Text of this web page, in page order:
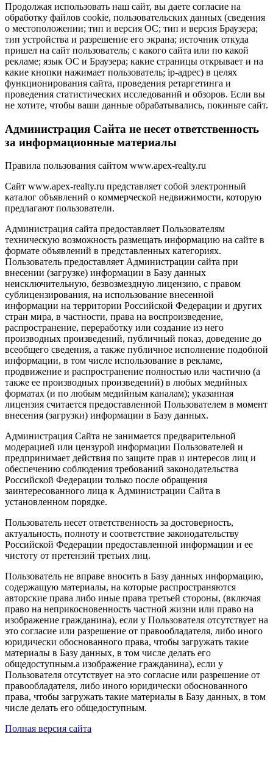
Продолжая использовать наш сайт, вы даете согласие на
обработку файлов cookie, пользовательских данных (сведения
о местоположении; тип и версия ОС; тип и версия Браузера;
тип устройства и разрешение его экрана; источник откуда
пришел на сайт пользователь; с какого сайта или по какой
рекламе; язык ОС и Браузера; какие страницы открывает и на
какие кнопки нажимает пользователь; ip-адрес) в целях
функционирования сайта, проведения ретаргетинга и
проведения статистических исследований и обзоров. Если вы
не хотите, чтобы ваши данные обрабатывались, покиньте сайт.
Администрация Сайта не несет ответственность
за информационные материалы
Правила пользования сайтом www.apex-realty.ru
Сайт www.apex-realty.ru представляет собой электронный
каталог объявлений о коммерческой недвижимости, которую
предлагают пользователи.
Администрация сайта предоставляет Пользователям
техническую возможность размещать информацию на сайте в
формате объявлений в представленных категориях.
Пользователь предоставляет Администрации сайта при
внесении (загрузке) информации в Базу данных
неисключительную, безвозмездную лицензию, с правом
сублицензирования, на использование внесенной
информации на территории Российской Федерации и других
стран мира, в частности, права на воспроизведение,
распространение, переработку или создание из него
производных произведений, публичный показ, доведение до
всеобщего сведения, а также публичное исполнение подобной
информации, в том числе использование в рекламе,
продвижение и распространение полностью или частично (а
также ее производных произведений) в любых медийных
форматах (и по любым медийным каналам); указанная
лицензия считается предоставленной Пользователем в момент
внесения (загрузки) информации в Базу данных.
Администрация Сайта не занимается предварительной
модерацией или цензурой информации Пользователей и
предпринимает действия по защите прав и интересов лиц и
обеспечению соблюдения требований законодательства
Российской Федерации только после обращения
заинтересованного лица к Администрации Сайта в
установленном порядке.
Пользователь несет ответственность за достоверность,
актуальность, полноту и соответствие законодательству
Российской Федерации предоставленной информации и ее
чистоту от претензий третьих лиц.
Пользователь не вправе вносить в Базу данных информацию,
содержащую материалы, на которые распространяются
авторские права либо иные права третьей стороны, (включая
право на неприкосновенность частной жизни или право на
изображение гражданина), если у Пользователя отсутствует на
это согласие или разрешение от правообладателя, либо иного
юридически обоснованного права, чтобы загружать такие
материалы в Базу данных, в том числе делать его
общедоступным.а изображение гражданина), если у
Пользователя отсутствует на это согласие или разрешение от
правообладателя, либо иного юридически обоснованного
права, чтобы загружать такие материалы в Базу данных, в том
числе делать его общедоступным.
Полная версия сайта